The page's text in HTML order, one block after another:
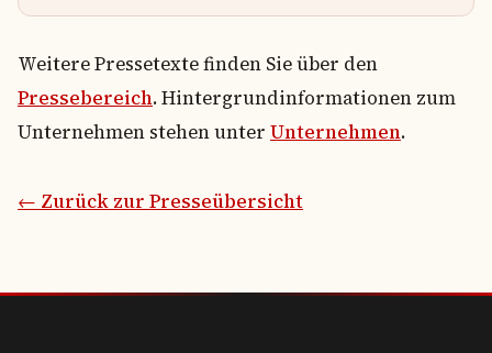
Weitere Pressetexte finden Sie über den
Pressebereich. Hintergrundinformationen zum
Unternehmen stehen unter Unternehmen.
← Zurück zur Presseübersicht